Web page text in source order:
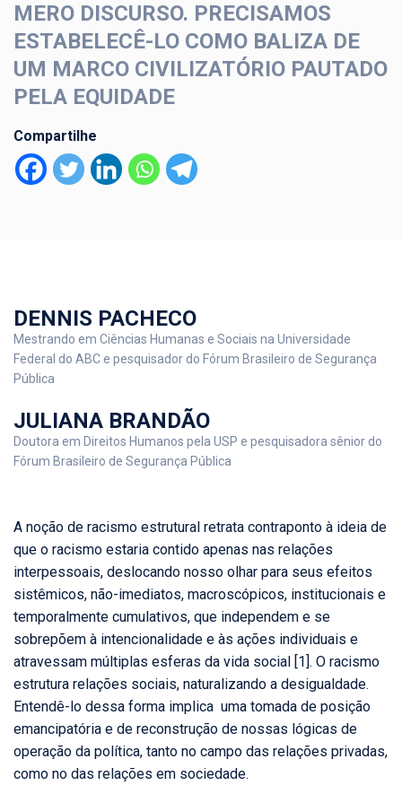
MERO DISCURSO. PRECISAMOS
ESTABELECÊ-LO COMO BALIZA DE
UM MARCO CIVILIZATÓRIO PAUTADO
PELA EQUIDADE
Compartilhe
DENNIS PACHECO
Mestrando em Ciências Humanas e Sociais na Universidade
Federal do ABC e pesquisador do Fórum Brasileiro de Segurança
Pública
JULIANA BRANDÃO
Doutora em Direitos Humanos pela USP e pesquisadora sênior do
Fórum Brasileiro de Segurança Pública
A noção de racismo estrutural retrata contraponto à ideia de
que o racismo estaria contido apenas nas relações
interpessoais, deslocando nosso olhar para seus efeitos
sistêmicos, não-imediatos, macroscópicos, institucionais e
temporalmente cumulativos, que independem e se
sobrepõem à intencionalidade e às ações individuais e
atravessam múltiplas esferas da vida social [1]. O racismo
estrutura relações sociais, naturalizando a desigualdade.
Entendê-lo dessa forma implica uma tomada de posição
emancipatória e de reconstrução de nossas lógicas de
operação da política, tanto no campo das relações privadas,
como no das relações em sociedade.